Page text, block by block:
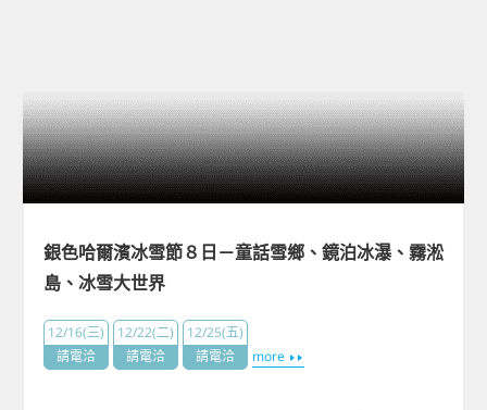
銀色哈爾濱冰雪節８日－童話雪鄉、鏡泊冰瀑、霧淞
島、冰雪大世界
12/16(三)
請電洽
12/22(二)
請電洽
12/25(五)
請電洽
more